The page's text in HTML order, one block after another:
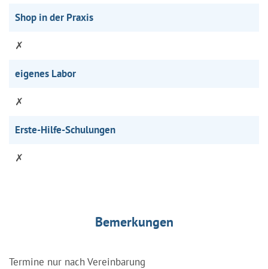
Shop in der Praxis
✗
eigenes Labor
✗
Erste-Hilfe-Schulungen
✗
Bemerkungen
Termine nur nach Vereinbarung